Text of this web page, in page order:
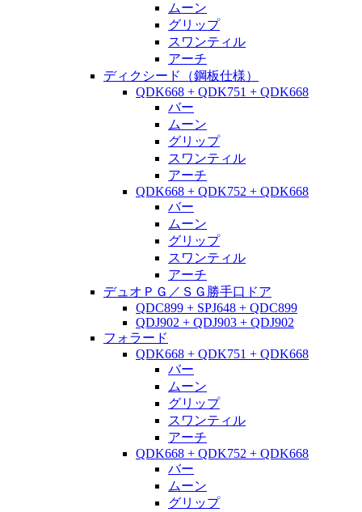
ムーン
グリップ
スワンティル
アーチ
ディクシード（鋼板仕様）
QDK668 + QDK751 + QDK668
バー
ムーン
グリップ
スワンティル
アーチ
QDK668 + QDK752 + QDK668
バー
ムーン
グリップ
スワンティル
アーチ
デュオＰＧ／ＳＧ勝手口ドア
QDC899 + SPJ648 + QDC899
QDJ902 + QDJ903 + QDJ902
フォラード
QDK668 + QDK751 + QDK668
バー
ムーン
グリップ
スワンティル
アーチ
QDK668 + QDK752 + QDK668
バー
ムーン
グリップ